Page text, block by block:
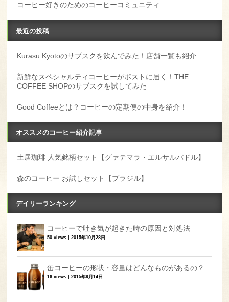
コーヒー好きのためのコーヒーコミュニティ
最近の投稿
Kurasu Kyotoのサブスクを飲んでみた！店舗一覧も紹介
新鮮なスペシャルティコーヒーがポストに届く！THE
COFFEE SHOPのサブスクを試してみた
Good Coffeeとは？コーヒーの定期便の中身を紹介！
オススメのコーヒー紹介記事
土居珈琲 人気銘柄セット【グァテマラ・エルサルバドル】
森のコーヒー お試しセット【ブラジル】
デイリーランキング
コーヒーで吐き気が起きた時の原因と対処法
50 views |2015年10月28日
缶コーヒーの形状・容量はどんなものがあるの？...
16 views |2015年9月14日